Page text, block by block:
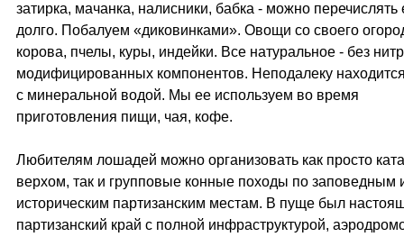
затирка, мачанка, налисники, бабка - можно
долго. Побалуем «диковинками». Овощи со своего
корова, пчелы, куры, индейки. Все натуральное - без
модифицированных компонентов. Неподалеку
с минеральной водой. Мы ее используем во время
приготовления пищи, чая, кофе.
Любителям лошадей можно организовать как просто
верхом, так и групповые конные походы по заповедным
историческим партизанским местам. В пуще был
партизанский край с полной инфраструктурой,